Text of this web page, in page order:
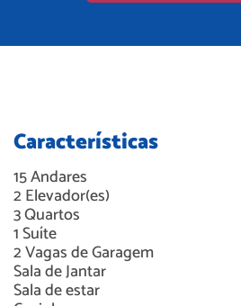
Características
15Andares
2Elevador(es)
3Quartos
1Suíte
2Vagas de Garagem
Sala de Jantar
Sala de estar